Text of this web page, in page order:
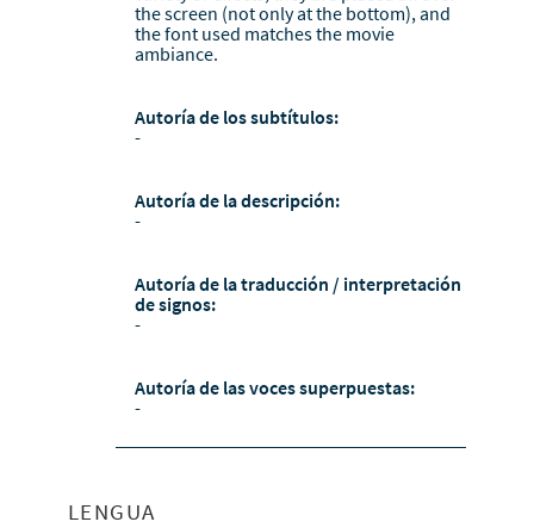
the screen (not only at the bottom), and
the font used matches the movie
ambiance.
Autoría de los subtítulos:
-
Autoría de la descripción:
-
Autoría de la traducción / interpretación
de signos:
-
Autoría de las voces superpuestas:
-
LENGUA